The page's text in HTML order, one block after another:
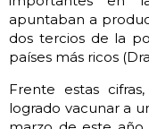
apuntaban a
dos tercios de la
países más ricos
Frente estas
logrado vacunar a